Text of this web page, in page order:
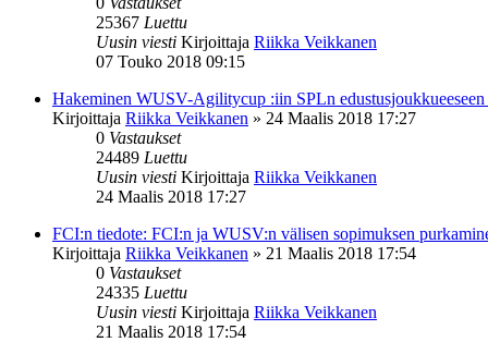
25367 Luettu
Uusin viesti Kirjoittaja Riikka Veikkanen
07 Touko 2018 09:15
Hakeminen WUSV-Agilitycup :iin SPLn edustusjoukkueeseen
Kirjoittaja Riikka Veikkanen » 24 Maalis 2018 17:27
0 Vastaukset
24489 Luettu
Uusin viesti Kirjoittaja Riikka Veikkanen
24 Maalis 2018 17:27
FCI:n tiedote: FCI:n ja WUSV:n välisen sopimuksen
Kirjoittaja Riikka Veikkanen » 21 Maalis 2018 17:54
0 Vastaukset
24335 Luettu
Uusin viesti Kirjoittaja Riikka Veikkanen
21 Maalis 2018 17:54